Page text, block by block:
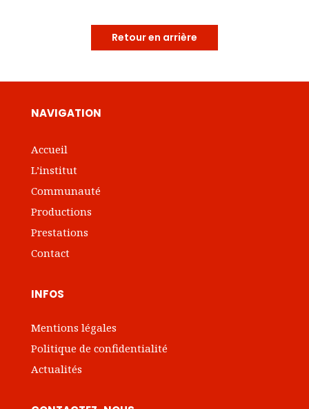
Retour en arrière
NAVIGATION
Accueil
L’institut
Communauté
Productions
Prestations
Contact
INFOS
Mentions légales
Politique de confidentialité
Actualités